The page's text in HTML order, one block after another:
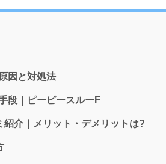
因と対処法
段｜ピーピースルーF
紹介｜メリット・デメリットは?